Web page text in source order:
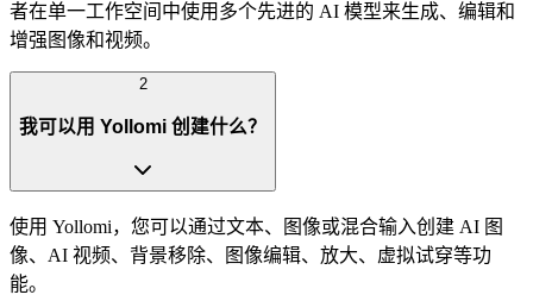
者在单一工作空间中使用多个先进的 AI 模型来生成、编辑和
增强图像和视频。
2
我可以用 Yollomi 创建什么？
使用 Yollomi，您可以通过文本、图像或混合输入创建 AI 图
像、AI 视频、背景移除、图像编辑、放大、虚拟试穿等功
能。